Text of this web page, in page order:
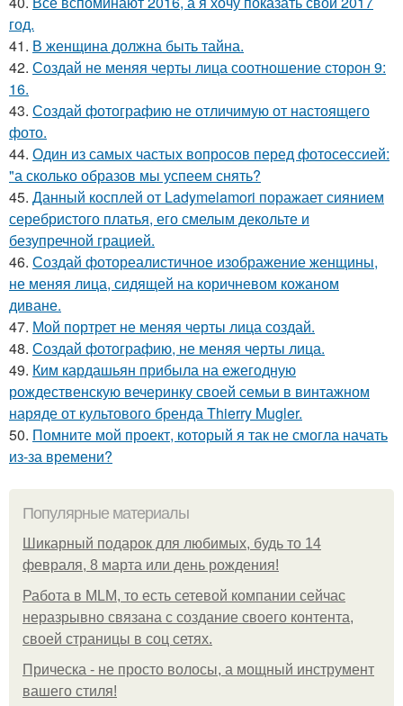
год.
41. В женщина должна быть тайна.
42. Создай не меняя черты лица соотношение сторон 9:
16.
43. Создай фотографию не отличимую от настоящего
фото.
44. Один из самых частых вопросов перед фотосессией:
"а сколько образов мы успеем снять?
45. Данный косплей от Ladymelamori поражает сиянием
серебристого платья, его смелым декольте и
безупречной грацией.
46. Создай фотореалистичное изображение женщины,
не меняя лица, сидящей на коричневом кожаном
диване.
47. Мой портрет не меняя черты лица создай.
48. Создай фотографию, не меняя черты лица.
49. Ким кардашьян прибыла на ежегодную
рождественскую вечеринку своей семьи в винтажном
наряде от культового бренда Thierry Mugler.
50. Помните мой проект, который я так не смогла начать
из-за времени?
Популярные материалы
Шикарный подарок для любимых, будь то 14
февраля, 8 марта или день рождения!
Работа в MLM, то есть сетевой компании сейчас
неразрывно связана с создание своего контента,
своей страницы в соц сетях.
Прическа - не просто волосы, а мощный инструмент
вашего стиля!